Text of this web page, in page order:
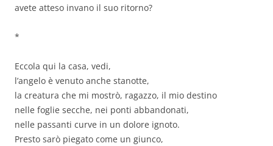
avete atteso invano il suo ritorno?
*
Eccola qui la casa, vedi,
l’angelo è venuto anche stanotte,
la creatura che mi mostrò, ragazzo, il mio destino
nelle foglie secche, nei ponti abbandonati,
nelle passanti curve in un dolore ignoto.
Presto sarò piegato come un giunco,